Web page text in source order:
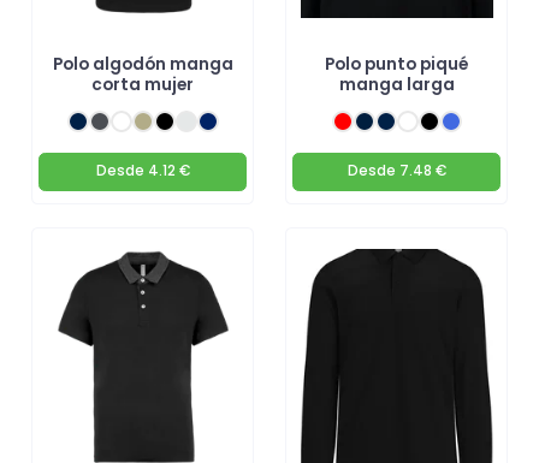
Polo algodón manga
corta mujer
Desde 4.12 €
Polo punto piqué
manga larga
Desde 7.48 €